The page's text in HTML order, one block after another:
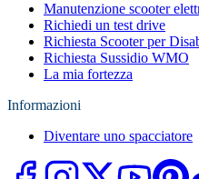
Manutenzione scooter
Richiedi un test drive
Richiesta Scooter per
Richiesta Sussidio WMO
La mia fortezza
Informazioni
Diventare uno spacciatore